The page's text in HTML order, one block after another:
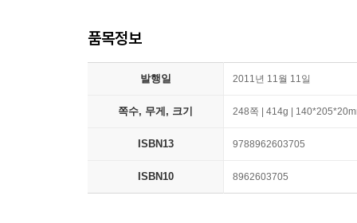
품목정보
발행일 2011년 11월 11일
쪽수, 무게, 크기 248쪽 | 414g |
ISBN13 9788962603705
ISBN10 8962603705